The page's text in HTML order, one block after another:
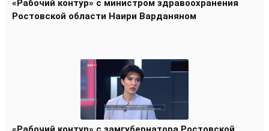
«Рабочий контур» с министром здравоохранения
Ростовской области Наири Варданяном